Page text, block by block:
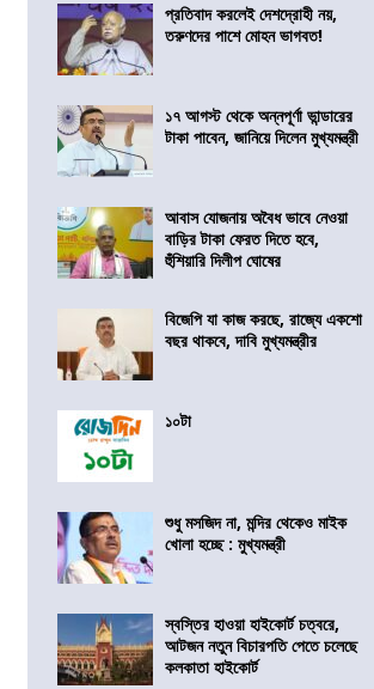
প্রতিবাদ করলেই দেশদ্রোহী নয়,
তরুণদের পাশে মোহন ভাগবত!
১৭ আগস্ট থেকে অন্নপূর্ণা ভান্ডারের
টাকা পাবেন, জানিয়ে দিলেন মুখ্যমন্ত্রী
আবাস যোজনায় অবৈধ ভাবে নেওয়া
বাড়ির টাকা ফেরত দিতে হবে,
হুঁশিয়ারি দিলীপ ঘোষের
বিজেপি যা কাজ করছে, রাজ্যে একশো
বছর থাকবে, দাবি মুখ্যমন্ত্রীর
১০টা
শুধু মসজিদ না, মন্দির থেকেও মাইক
খোলা হচ্ছে : মুখ্যমন্ত্রী
স্বস্তির হাওয়া হাইকোর্ট চত্বরে,
আটজন নতুন বিচারপতি পেতে চলেছে
কলকাতা হাইকোর্ট